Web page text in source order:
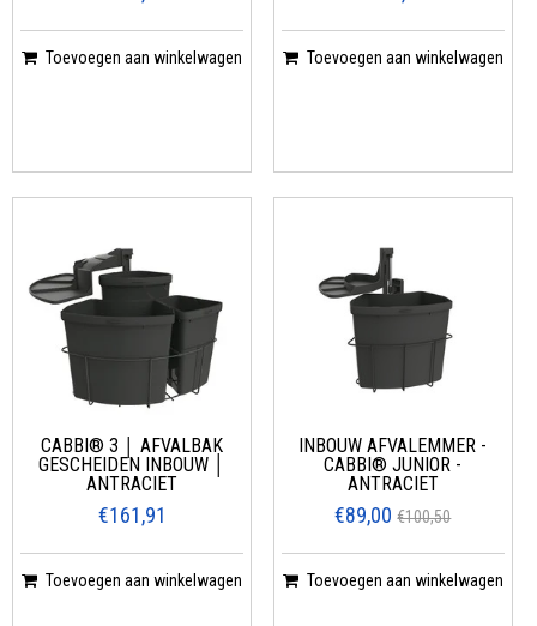
Toevoegen aan winkelwagen Toevoegen aan winkelwagen
CABBI® 3 │ AFVALBAK
GESCHEIDEN INBOUW │
ANTRACIET
€161,91
Toevoegen aan winkelwagen
INBOUW AFVALEMMER -
CABBI® JUNIOR -
ANTRACIET
€89,00 €100,50
Toevoegen aan winkelwagen